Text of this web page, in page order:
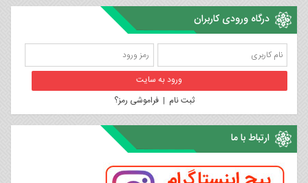
درگاه ورودی کاربران
ثبت نام |فراموشی رمز؟
ارتباط با ما